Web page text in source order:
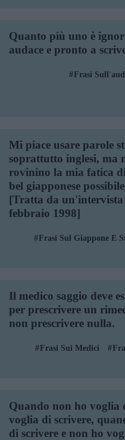
Quanto più uno è
audace e pronto a
Frasi
Mi piace usare parole
soprattutto inglesi, ma
rovinino la mia fatica
bel giapponese
[Tratta da
febbraio 1998]
Frasi Sul Giappone E
Il medico saggio deve
per prescrivere un
non prescrivere nulla.
Frasi Sui Medici
Quando non ho voglia
voglia di scrivere,
di scrivere e non ho